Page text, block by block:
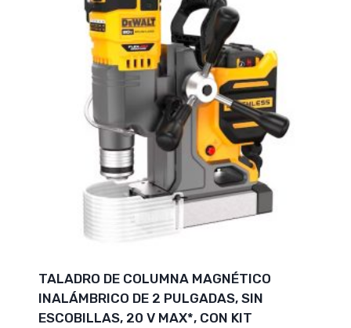
TALADRO DE COLUMNA MAGNÉTICO
INALÁMBRICO DE 2 PULGADAS, SIN
ESCOBILLAS, 20 V MAX*, CON KIT